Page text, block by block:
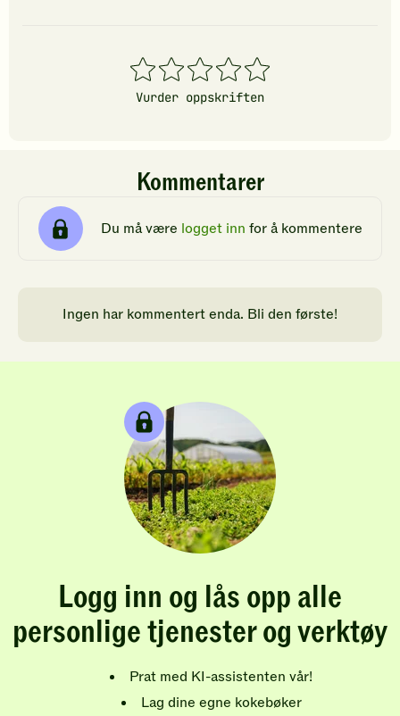
1
stjerner
2
stjerner
3
stjerner
4
stjerner
5
stjerner
Vurder oppskriften
Kommentarer
Du må være logget inn for å kommentere
Ingen har kommentert enda. Bli den første!
Logg inn og lås opp alle
personlige tjenester og verktøy
Prat med KI-assistenten vår!
Lag dine egne kokebøker